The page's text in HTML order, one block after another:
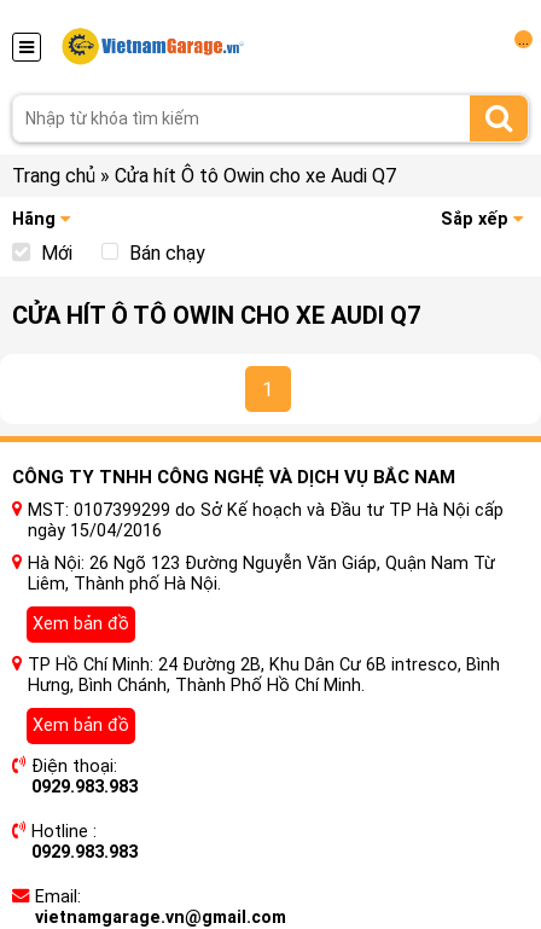
Trang chủ » Cửa hít Ô tô Owin cho xe Audi Q7
Hãng Sắp xếp
Mới Bán chạy
CỬA HÍT Ô TÔ OWIN CHO XE AUDI Q7
1
CÔNG TY TNHH CÔNG NGHỆ VÀ DỊCH VỤ BẮC NAM
MST: 0107399299 do Sở Kế hoạch và Đầu tư TP Hà Nội cấp
ngày 15/04/2016
Hà Nội: 26 Ngõ 123 Đường Nguyễn Văn Giáp, Quận Nam Từ
Liêm, Thành phố Hà Nội.
Xem bản đồ
TP Hồ Chí Minh: 24 Đường 2B, Khu Dân Cư 6B intresco, Bình
Hưng, Bình Chánh, Thành Phố Hồ Chí Minh.
Xem bản đồ
Điện thoại:
0929.983.983
Hotline :
0929.983.983
Email:
vietnamgarage.vn@gmail.com